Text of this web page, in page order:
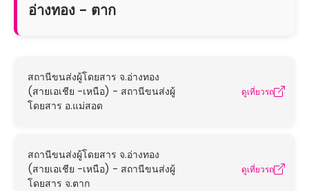
อ่างทอง - ตาก
สถานีขนส่งผู้โดยสาร จ.อ่างทอง
(สายเอเชีย -เหนือ) - สถานีขนส่งผู้
โดยสาร อ.แม่สอด
ดูเที่ยวรถ
สถานีขนส่งผู้โดยสาร จ.อ่างทอง
(สายเอเชีย -เหนือ) - สถานีขนส่งผู้
โดยสาร จ.ตาก
ดูเที่ยวรถ